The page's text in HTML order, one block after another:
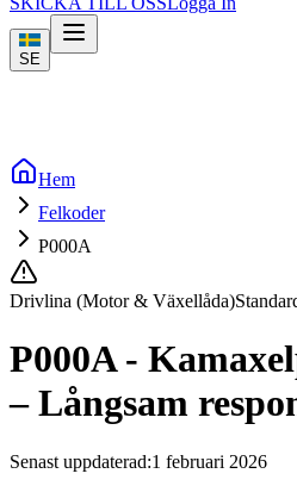
SE
Hem
Felkoder
P000A
Drivlina (Motor & Växellåda)
P000A -
– Långsam
Senast uppdaterad:1 februari 2026